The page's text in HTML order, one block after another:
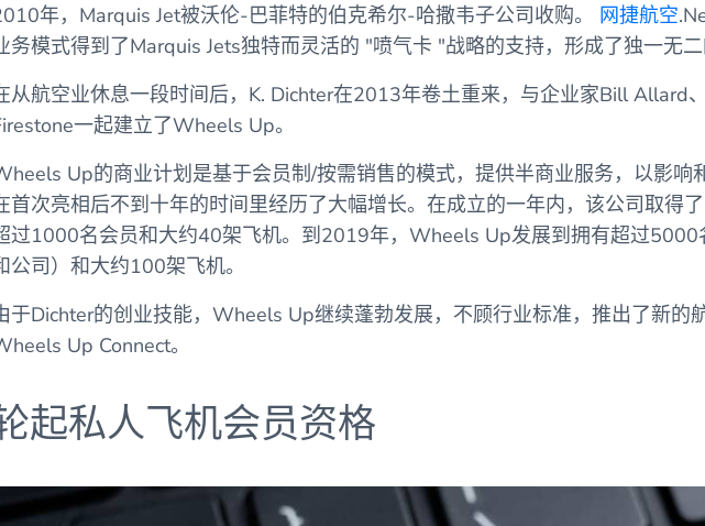
年，Marquis Jet被沃伦-巴菲特的伯克希尔-哈撒韦子公司收购。 网捷航空
务模式得到了Marquis Jets独特而灵活的 "喷气卡 "战略的支持，形成了独一无二
从航空业休息一段时间后，K. Dichter在2013年卷土重来，与企业家Bill Allard
一起建立了Wheels Up。
Up的商业计划是基于会员制/按需销售的模式，提供半商业服务，以影响
首次亮相后不到十年的时间里经历了大幅增长。在成立的一年内，该公司取得
过1000名会员和大约40架飞机。到2019年，Wheels Up发展到拥有超过5000
公司）和大约100架飞机。
于Dichter的创业技能，Wheels Up继续蓬勃发展，不顾行业标准，推出了新的
Up Connect。
起私人飞机会员资格